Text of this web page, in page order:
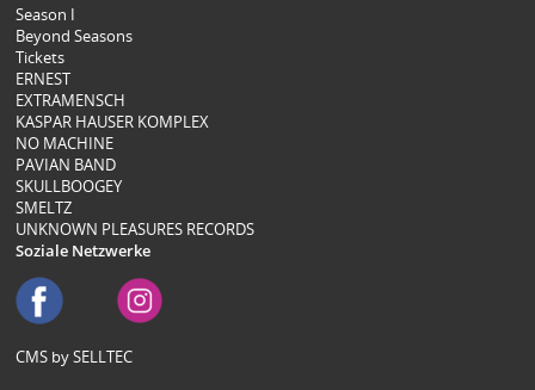
Season I
Beyond Seasons
Tickets
ERNEST
EXTRAMENSCH
KASPAR HAUSER KOMPLEX
NO MACHINE
PAVIAN BAND
SKULLBOOGEY
SMELTZ
UNKNOWN PLEASURES RECORDS
Soziale Netzwerke
CMS by SELLTEC